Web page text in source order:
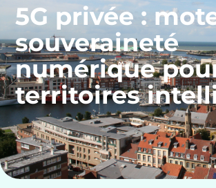
5G privée :
souveraineté
numérique
territoires